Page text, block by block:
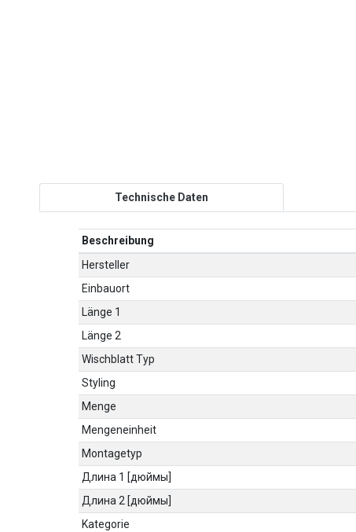
Technische Daten
Beschreibung
Hersteller
Einbauort
Länge 1
Länge 2
Wischblatt Typ
Styling
Menge
Mengeneinheit
Montagetyp
Длина 1 [дюймы]
Длина 2 [дюймы]
Kategorie